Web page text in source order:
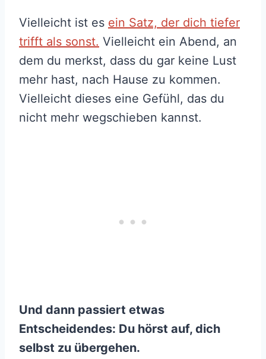
Vielleicht ist es ein Satz, der dich tiefer
trifft als sonst. Vielleicht ein Abend, an
dem du merkst, dass du gar keine Lust
mehr hast, nach Hause zu kommen.
Vielleicht dieses eine Gefühl, das du
nicht mehr wegschieben kannst.
Und dann passiert etwas
Entscheidendes: Du hörst auf, dich
selbst zu übergehen.